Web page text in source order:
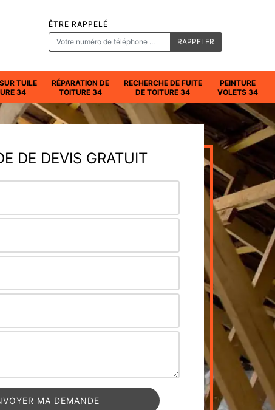
ÊTRE RAPPELÉ
TUILE
34
RÉPARATION DE
TOITURE 34
RECHERCHE DE FUITE
DE TOITURE 34
PEINTURE
VOLETS 34
DE DEVIS GRATUIT